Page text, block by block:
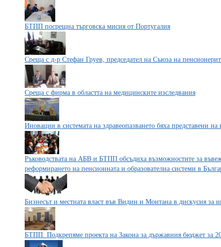
БТПП посрещна търговска мисия от Португалия
Среща с д-р Стефан Груев, председател на Съюза на
Среща с фирма в областта на медицинските изследвания
Иновации в системата на здравеопазването бяха представени
Ръководствата на АБВ и БТПП обсъдиха възможностите за
реформирането на пенсионната и образователна системи в
Бизнесът и местната власт във Видин и Монтана в дискусия за
БТПП: Подкрепяме проекта на Закона за държавния бюджет за